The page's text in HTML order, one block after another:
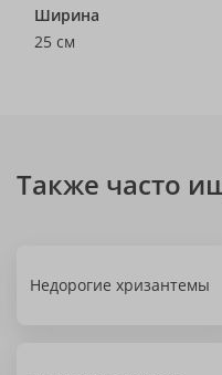
Ширина
25 см
Также часто
Недорогие хризантемы